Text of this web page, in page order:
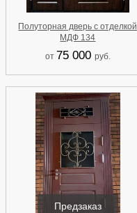
Полуторная дверь с отделкой
МДФ 134
от 75 000 руб.
Предзаказ